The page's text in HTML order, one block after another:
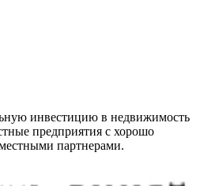
инвестицию в недвижимость
предприятия с хорошо
партнерами.